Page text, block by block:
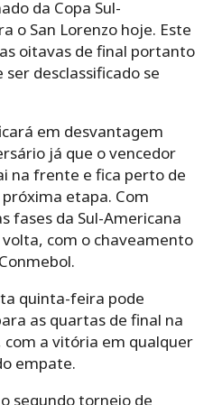
da Copa Sul-
o San Lorenzo hoje. Este
oitavas de final portanto
desclassificado se
em desvantagem
já que o vencedor
na frente e fica perto de
etapa. Com
fases da Sul-Americana
com o chaveamento
quinta-feira pode
as quartas de final na
a vitória em qualquer
empate.
segundo torneio de